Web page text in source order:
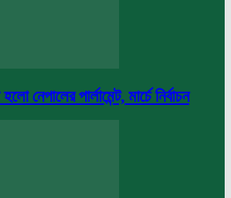
নেপালের পার্লামেন্ট, মার্চে নির্বাচন